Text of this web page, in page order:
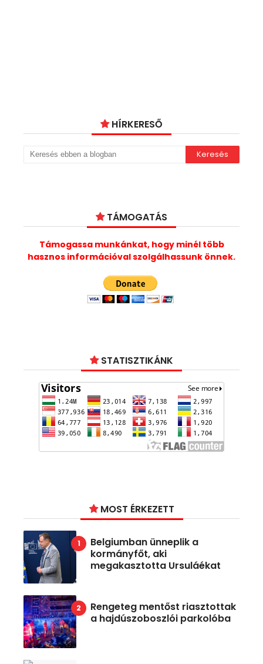
HÍRKERESŐ
TÁMOGATÁS
Támogassa munkánkat, hogy minél több
hasznos információval szolgálhassunk önnek.
STATISZTIKÁNK
MOST ÉRKEZETT
Belgiumban ünneplik a
kormányfőt, aki
megakasztotta Ursuláékat
Rengeteg mentőst riasztottak
a hajdúszoboszlói parkolóba